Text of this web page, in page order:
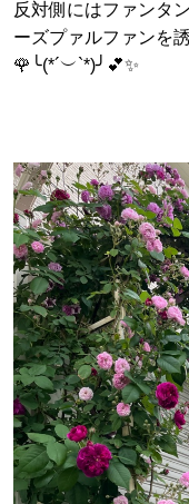
反対側にはファンタ
ーズプァルファンを
🌹╰(*´︶`*)╯💕✨